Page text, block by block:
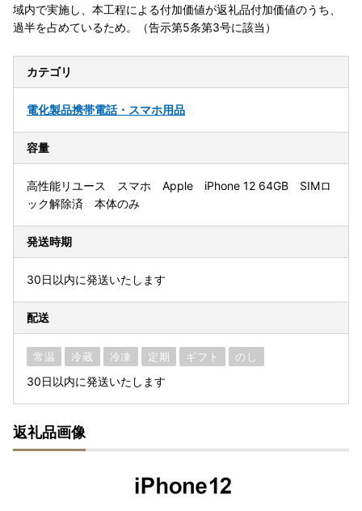
域内で実施し、本工程による付加価値が返礼品付加価値のうち、
過半を占めているため。（告示第5条第3号に該当）
カテゴリ
電化製品携帯電話・スマホ用品
容量
高性能リユース スマホ Apple iPhone 12 64GB SIMロ
ック解除済 本体のみ
発送時期
30日以内に発送いたします
配送
常温 冷蔵 冷凍 定期 ギフト のし
30日以内に発送いたします
返礼品画像